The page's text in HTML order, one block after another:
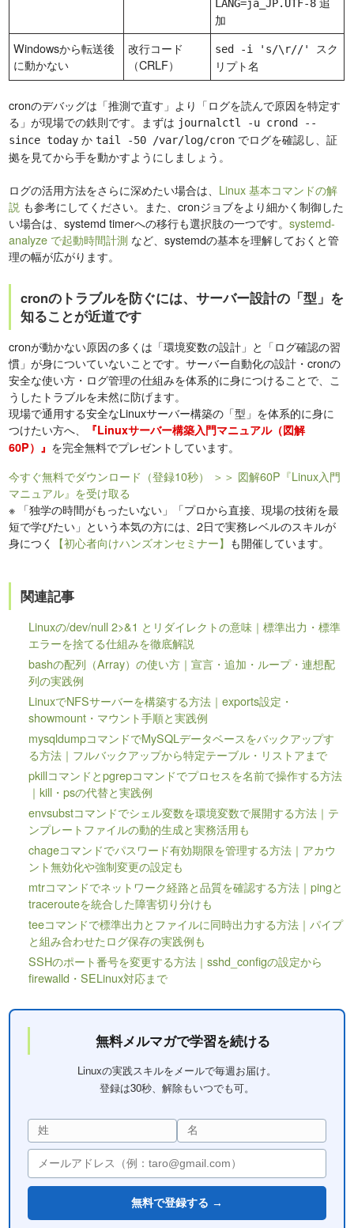
LANG=ja_JP.UTF-8
加
Windowsから転送後
に動かない
改行コード
（CRLF）
sed -i 's/\r//' スク
リプト名
cronのデバッグは「推測で直す」より「ログを読んで原因を特定す
る」が現場での鉄則です。まずは journalctl -u crond --
since today かtail -50 /var/log/cron でログを確認し、証
拠を見てから手を動かすようにしましょう。
ログの活用方法をさらに深めたい場合は、 Linux 基本コマンドの解
説 も参考にしてください。また、cronジョブをより細かく制御した
い場合は、systemd timerへの移行も選択肢の一つです。systemd-
analyze で起動時間計測 など、systemdの基本を理解しておくと管
理の幅が広がります。
cronのトラブルを防ぐには、サーバー設計の「型」を
知ることが近道です
cronが動かない原因の多くは「環境変数の設計」と「ログ確認の習
慣」が身についていないことです。サーバー自動化の設計・cronの
安全な使い方・ログ管理の仕組みを体系的に身につけることで、こ
うしたトラブルを未然に防げます。
現場で通用する安全なLinuxサーバー構築の「型」を体系的に身に
つけたい方へ、
『Linuxサーバー構築入門マニュアル（図解
60P）』 を完全無料でプレゼントしています。
今すぐ無料でダウンロード（登録10秒）
＞＞ 図解60P『Linux入門
マニュアル』を受け取る
※ 「独学の時間がもったいない」「プロから直接、現場の技術を最
短で学びたい」という本気の方には、2日で実務レベルのスキルが
身につく
【初心者向けハンズオンセミナー】 も開催しています。
関連記事
Linuxの/dev/null 2>&1 とリダイレクトの意味｜標準出力・標準
エラーを捨てる仕組みを徹底解説
bashの配列（Array）の使い方｜宣言・追加・ループ・連想配
列の実践例
LinuxでNFSサーバーを構築する方法｜exports設定・
showmount・マウント手順と実践例
mysqldumpコマンドでMySQLデータベースをバックアップす
る方法｜フルバックアップから特定テーブル・リストアまで
pkillコマンドとpgrepコマンドでプロセスを名前で操作する方法
｜kill・psの代替と実践例
envsubstコマンドでシェル変数を環境変数で展開する方法｜テ
ンプレートファイルの動的生成と実務活用も
chageコマンドでパスワード有効期限を管理する方法｜アカウ
ント無効化や強制変更の設定も
mtrコマンドでネットワーク経路と品質を確認する方法｜pingと
tracerouteを統合した障害切り分けも
teeコマンドで標準出力とファイルに同時出力する方法｜パイプ
と組み合わせたログ保存の実践例も
SSHのポート番号を変更する方法｜sshd_configの設定から
firewalld・SELinux対応まで
無料メルマガで学習を続ける
Linuxの実践スキルをメールで毎週お届け。
登録は30秒、解除もいつでも可。
無料で登録する →